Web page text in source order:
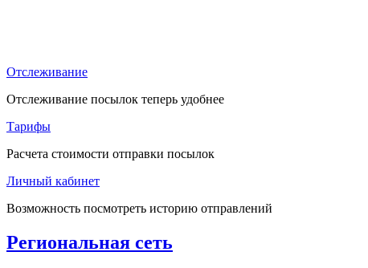
Отслеживание
Отслеживание посылок теперь удобнее
Тарифы
Расчета стоимости отправки посылок
Личный кабинет
Возможность посмотреть историю отправлений
Региональная сеть